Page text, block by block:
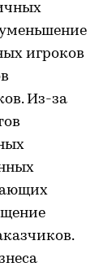
игроков
Из-за